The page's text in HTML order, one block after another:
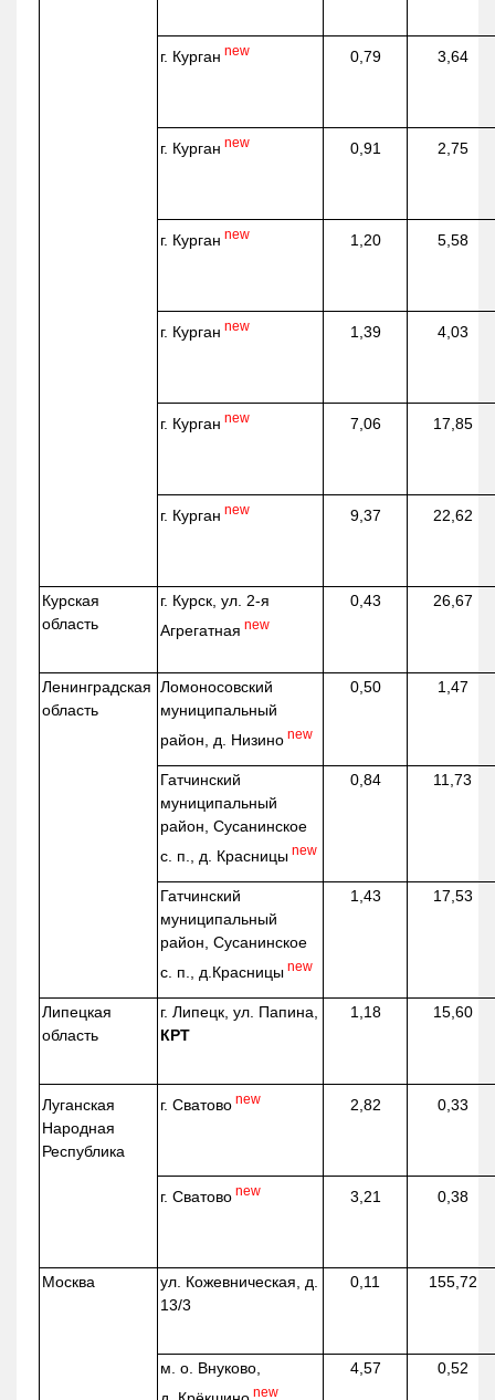
г. Курган new 0,79 3,64
г. Курган new 0,91 2,75
г. Курган new 1,20 5,58
г. Курган new 1,39 4,03
г. Курган new 7,06 17,85
г. Курган new 9,37 22,62
Курская
область
г. Курск, ул. 2-я
Агрегатная new
0,43 26,67
Ленинградская
область
Ломоносовский
муниципальный
район, д. Низино new
0,50 1,47
Гатчинский
муниципальный
район, Сусанинское
с. п., д. Красницы new
0,84 11,73
Гатчинский
муниципальный
район, Сусанинское
с. п., д.Красницы new
1,43 17,53
Липецкая
область
г. Липецк, ул. Папина,
КРТ
1,18 15,60
Луганская
Народная
Республика
г. Сватово new 2,82 0,33
г. Сватово new 3,21 0,38
Москва ул. Кожевническая, д.
13/3
0,11 155,72
м. о. Внуково,
new
4,57 0,52